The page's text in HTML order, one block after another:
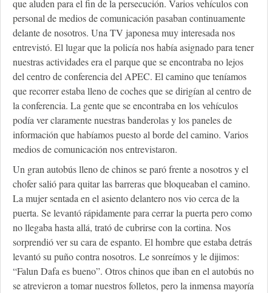
que aluden para el fin de la persecución. Varios vehículos con
personal de medios de comunicación pasaban continuamente
delante de nosotros. Una TV japonesa muy interesada nos
entrevistó. El lugar que la policía nos había asignado para tener
nuestras actividades era el parque que se encontraba no lejos
del centro de conferencia del APEC. El camino que teníamos
que recorrer estaba lleno de coches que se dirigían al centro de
la conferencia. La gente que se encontraba en los vehículos
podía ver claramente nuestras banderolas y los paneles de
información que habíamos puesto al borde del camino. Varios
medios de comunicación nos entrevistaron.
Un gran autobús lleno de chinos se paró frente a nosotros y el
chofer salió para quitar las barreras que bloqueaban el camino.
La mujer sentada en el asiento delantero nos vio cerca de la
puerta. Se levantó rápidamente para cerrar la puerta pero como
no llegaba hasta allá, trató de cubrirse con la cortina. Nos
sorprendió ver su cara de espanto. El hombre que estaba detrás
levantó su puño contra nosotros. Le sonreímos y le dijimos:
“Falun Dafa es bueno”. Otros chinos que iban en el autobús no
se atrevieron a tomar nuestros folletos, pero la inmensa mayoría